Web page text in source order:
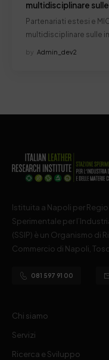
multidisciplinare
Partenariati estesi e
multidisciplinare sulle
by Admin_dev2
Istituita a Napoli per
Sperimentale per
(SSIP) è un Organismo di
Commercio di Napoli,
081 597 91 00
Chi siamo
Servizi
Ricerca e Sviluppo